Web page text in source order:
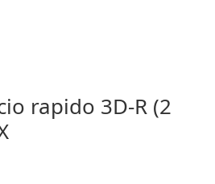
rapido 3D-R (2